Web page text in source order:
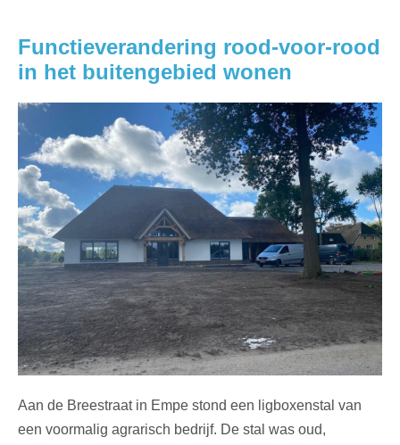
Functieverandering rood-voor-rood
in het buitengebied wonen
Aan de Breestraat in Empe stond een ligboxenstal van
een voormalig agrarisch bedrijf. De stal was oud,